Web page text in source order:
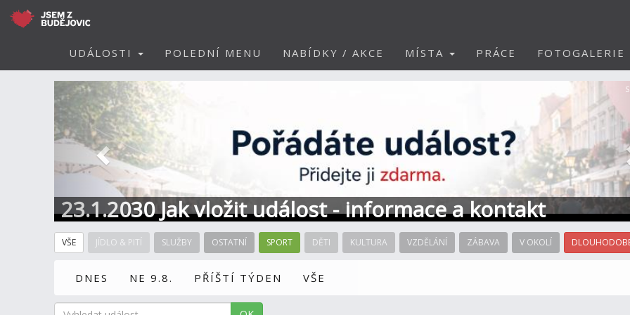
UDÁLOSTI POLEDNÍ MENU NABÍDKY / AKCE MÍSTA PRÁCE FOTOGALERIE
23.1.2030 Jak vložit událost - informace a kontakt
Předchozí
VŠE JÍDLO & PITÍ SLUŽBY OSTATNÍ SPORT DĚTI KULTURA VZDĚLÁNÍ ZÁBAVA V OKOLÍ
DNES NE 9.8. PŘÍŠTÍ TÝDEN VŠE